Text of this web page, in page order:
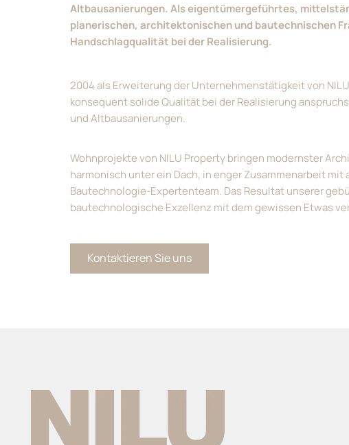
Altbausanierungen. Als eigentümergeführtes,
planerischen, architektonischen und bautechnischen
Handschlagqualität bei der Realisierung.
2004 als Erweiterung der Unternehmenstätigkeit von
konsequent solide Qualität bei der Realisierung
und Altbausanierungen.
Wohnprojekte von NILU Property bringen modernster
harmonisch unter ein Dach, in enger Zusammenarbeit
Bautechnologie-Expertenteam. Das Resultat unserer
bautechnologische Exzellenz mit dem gewissen Etwas
Kontaktieren Sie uns